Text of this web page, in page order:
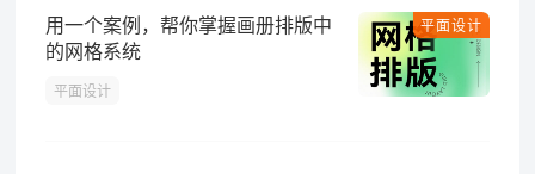
平面设计
用一个案例，帮你掌握画册排版中
的网格系统
平面设计